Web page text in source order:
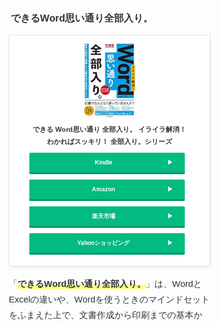
できるWord思い通り全部入り。
できる Word思い通り 全部入り。 イライラ解消！
わかればスッキリ！ 全部入り。シリーズ
Kindle
Amazon
楽天市場
Yahooショッピング
「 できるWord思い通り全部入り。」は、Wordと
Excelの違いや、Wordを使うときのマインドセット
をふまえた上で、文書作成から印刷までの基本か